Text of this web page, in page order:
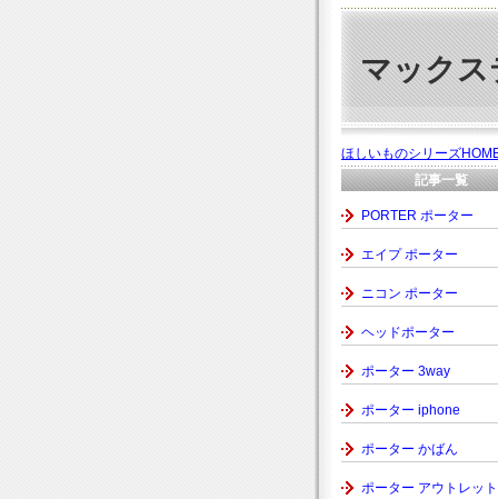
マックス
ほしいものシリーズ
記事一覧
PORTER ポーター
エイプ ポーター
ニコン ポーター
ヘッドポーター
ポーター 3way
ポーター iphone
ポーター かばん
ポーター アウトレット